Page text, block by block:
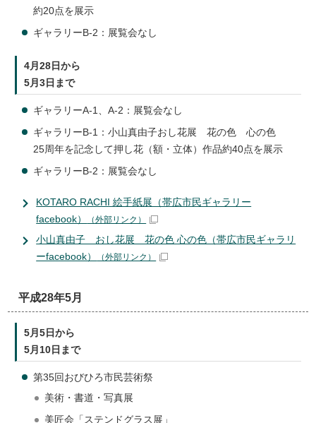
約20点を展示
ギャラリーB-2：展覧会なし
4月28日から
5月3日まで
ギャラリーA-1、A-2：展覧会なし
ギャラリーB-1：小山真由子おし花展 花の色 心の色
25周年を記念して押し花（額・立体）作品約40点を展示
ギャラリーB-2：展覧会なし
KOTARO RACHI 絵手紙展（帯広市民ギャラリー
facebook）
（外部リンク）
小山真由子 おし花展 花の色 心の色（帯広市民ギャラリ
ーfacebook）
（外部リンク）
平成28年5月
5月5日から
5月10日まで
第35回おびひろ市民芸術祭
美術・書道・写真展
美匠会「ステンドグラス展」